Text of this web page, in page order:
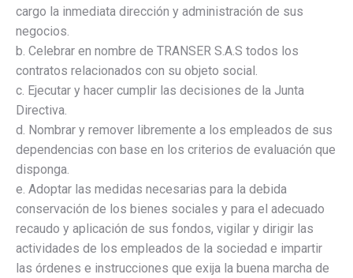
cargo la inmediata dirección y administración de sus
negocios.
b. Celebrar en nombre de TRANSER S.A.S todos los
contratos relacionados con su objeto social.
c. Ejecutar y hacer cumplir las decisiones de la Junta
Directiva.
d. Nombrar y remover libremente a los empleados de sus
dependencias con base en los criterios de evaluación que
disponga.
e. Adoptar las medidas necesarias para la debida
conservación de los bienes sociales y para el adecuado
recaudo y aplicación de sus fondos, vigilar y dirigir las
actividades de los empleados de la sociedad e impartir
las órdenes e instrucciones que exija la buena marcha de